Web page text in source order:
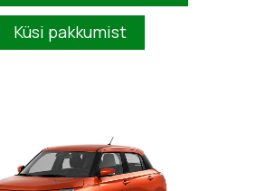
Küsi pakkumist